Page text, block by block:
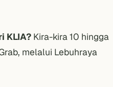
KLIA? Kira-kira 10 hingga
melalui Lebuhraya